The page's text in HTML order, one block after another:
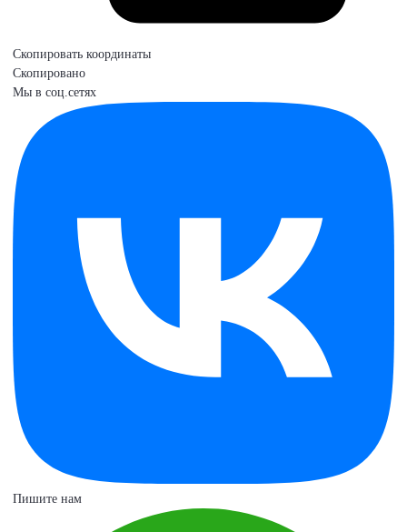
Скопировать координаты
Скопировано
Мы в соц.сетях
Пишите нам